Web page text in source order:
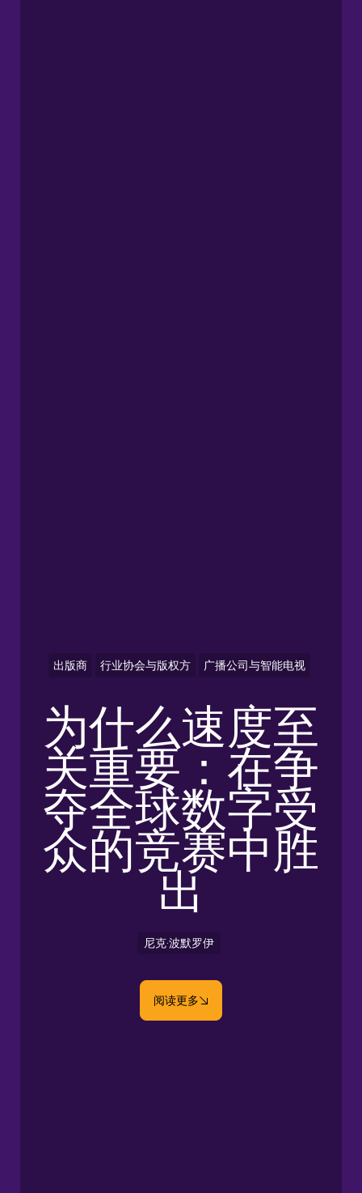
出版商 行业协会与版权方 广播公司与智能电视
为什么速度至
关重要：在争
夺全球数字受
众的竞赛中胜
出
尼克·波默罗伊
阅读更多